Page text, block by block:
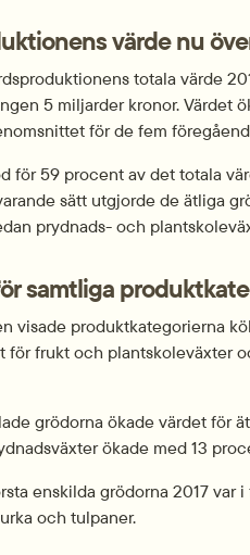
värde nu
totala värde
5 miljarder kronor. Värdet
för de fem
för 59 procent av det totala
sätt utgjorde de ätliga
prydnads- och
samtliga
visade produktkategorierna
för frukt och plantskoleväxter
grödorna ökade värdet för
ökade med 13
enskilda grödorna 2017
och tulpaner.